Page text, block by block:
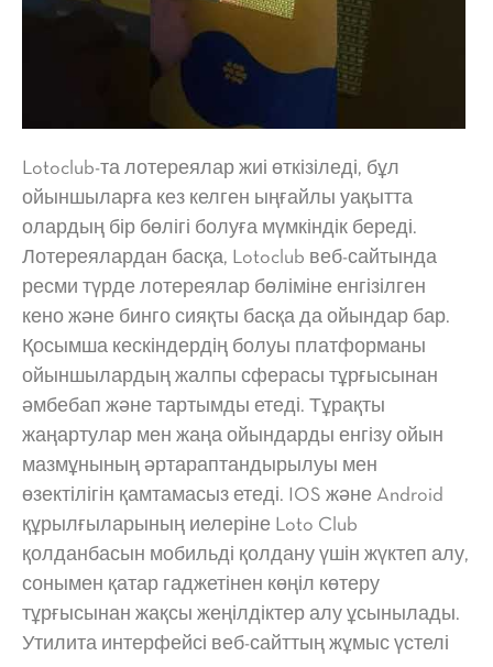
Lotoclub-та лотереялар жиі өткізіледі, бұл
ойыншыларға кез келген ыңғайлы уақытта
олардың бір бөлігі болуға мүмкіндік береді.
Лотереялардан басқа, Lotoclub веб-сайтында
ресми түрде лотереялар бөліміне енгізілген
кено және бинго сияқты басқа да ойындар бар.
Қосымша кескіндердің болуы платформаны
ойыншылардың жалпы сферасы тұрғысынан
әмбебап және тартымды етеді. Тұрақты
жаңартулар мен жаңа ойындарды енгізу ойын
мазмұнының әртараптандырылуы мен
өзектілігін қамтамасыз етеді. IOS және Android
құрылғыларының иелеріне Loto Club
қолданбасын мобильді қолдану үшін жүктеп алу,
сонымен қатар гаджетінен көңіл көтеру
тұрғысынан жақсы жеңілдіктер алу ұсынылады.
Утилита интерфейсі веб-сайттың жұмыс үстелі